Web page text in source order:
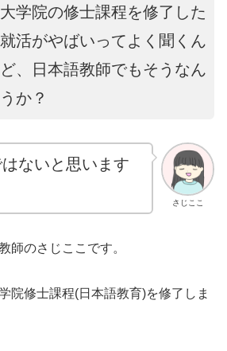
学院の修士課程を修了した
活がやばいってよく聞くん
、日本語教師でもそうなん
か？
さじここ
ないと思います
師のさじここです。
院修士課程(日本語教育)を修了しま